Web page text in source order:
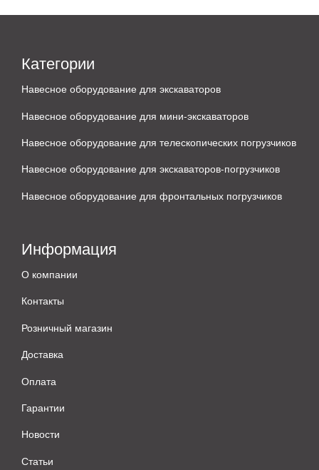
Категории
Навесное оборудование для экскаваторов
Навесное оборудование для мини-экскаваторов
Навесное оборудование для телескопических погрузчиков
Навесное оборудование для экскаваторов-погрузчиков
Навесное оборудование для фронтальных погрузчиков
Информация
О компании
Контакты
Розничный магазин
Доставка
Оплата
Гарантии
Новости
Статьи